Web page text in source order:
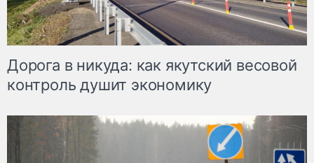
Дорога в никуда: как якутский весовой
контроль душит экономику